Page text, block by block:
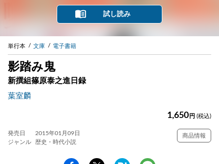
試し読み
単行本 文庫 電子書籍
影踏み鬼
新撰組篠原泰之進日録
葉室麟
1,650 円 (税込)
発売日
2015年01月09日
ジャンル
歴史・時代小説
商品情報